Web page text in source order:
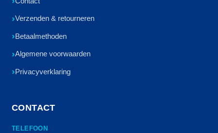
Verzenden & retourneren
Betaalmethoden
Algemene voorwaarden
Privacyverklaring
CONTACT
TELEFOON